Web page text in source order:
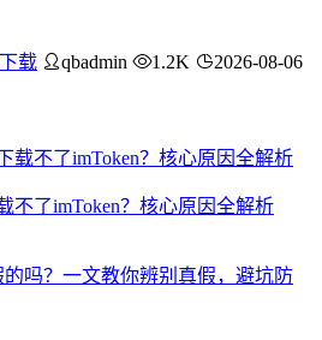
载 qbadmin 1.2K 2026-08-06
不了imToken？核心原因全解析